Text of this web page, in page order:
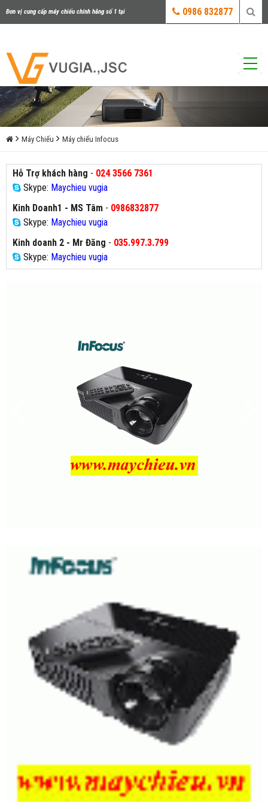
Đơn vị cung cấp máy chiếu chính hãng số 1 tại 0986 832877
Máy Chiếu Máy chiếu Infocus
Hỗ Trợ khách hàng - 024 3566 7361
Skype: Maychieu vugia
Kinh Doanh1 - MS Tâm - 0986832877
Skype: Maychieu vugia
Kinh doanh 2 - Mr Đăng - 035.997.3.799
Skype: Maychieu vugia